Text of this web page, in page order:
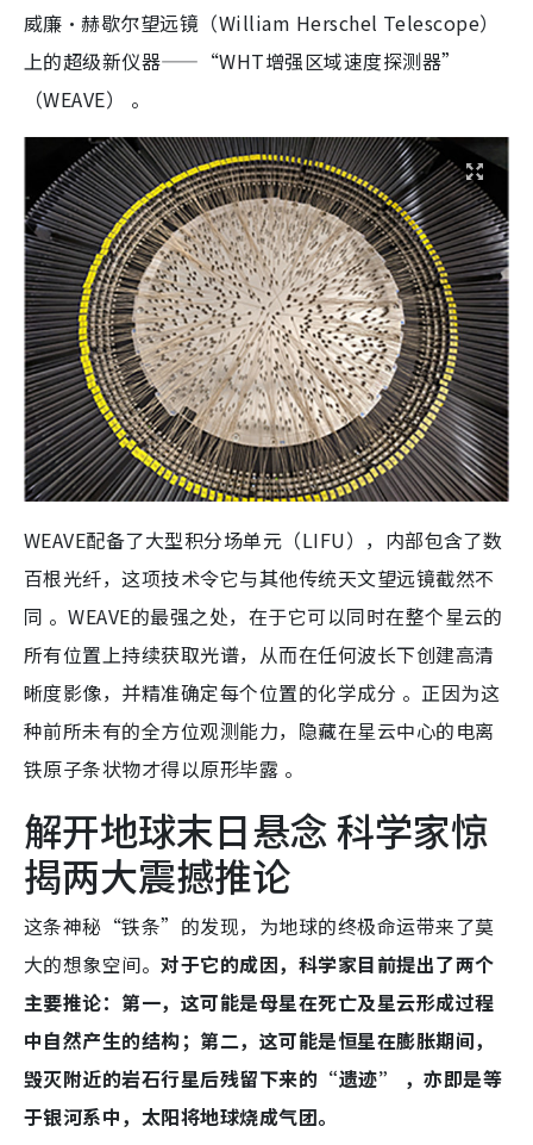
威廉·赫歇尔望远镜（William Herschel Telescope）
上的超级新仪器——“WHT增强区域速度探测器”
（WEAVE） 。
WEAVE配备了大型积分场单元（LIFU），内部包含了数
百根光纤，这项技术令它与其他传统天文望远镜截然不
同 。WEAVE的最强之处，在于它可以同时在整个星云的
所有位置上持续获取光谱，从而在任何波长下创建高清
晰度影像，并精准确定每个位置的化学成分 。正因为这
种前所未有的全方位观测能力，隐藏在星云中心的电离
铁原子条状物才得以原形毕露 。
解开地球末日悬念 科学家惊
揭两大震撼推论
这条神秘“铁条”的发现，为地球的终极命运带来了莫
大的想象空间。对于它的成因，科学家目前提出了两个
主要推论：第一，这可能是母星在死亡及星云形成过程
中自然产生的结构；第二，这可能是恒星在膨胀期间，
毁灭附近的岩石行星后残留下来的“遗迹” ，亦即是等
于银河系中，太阳将地球烧成气团。